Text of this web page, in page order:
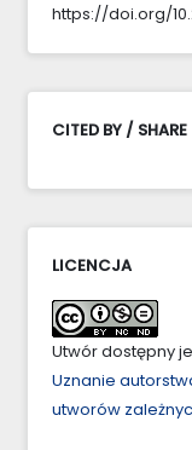
https://doi.org/
CITED BY / SHARE
LICENCJA
Utwór dostępny
Uznanie
utworów